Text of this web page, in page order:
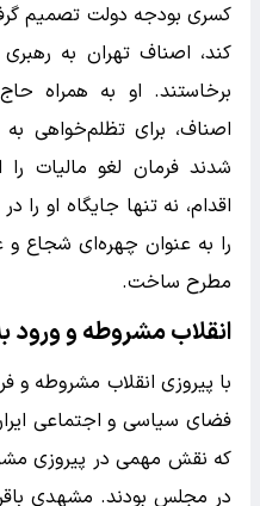
کسری بودجه دولت تصمیم
کند، اصناف تهران به
برخاستند. او به همراه
اصناف، برای تظلم‌خواهی
شدند فرمان لغو مالیات را
اقدام، نه تنها جایگاه او را
را به عنوان چهره‌ای شجاع
مطرح ساخت.
انقلاب مشروطه و
با پیروزی انقلاب مشروطه
فضای سیاسی و اجتماعی
که نقش مهمی در پیروزی
در مجلس بودند. مشهدی